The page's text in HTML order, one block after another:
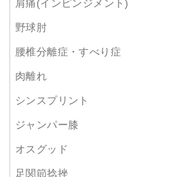
肩痛(インピンジメント)
野球肘
腰椎分離症・すべり症
肉離れ
シンスプリント
ジャンパー膝
オスグッド
足関節捻挫